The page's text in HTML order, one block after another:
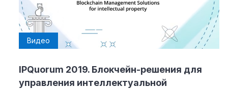
Видео
IPQuorum 2019. Блокчейн-решения для
управления интеллектуальной